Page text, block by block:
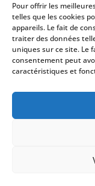
Pour offrir les
telles que les cookies
appareils. Le fait de
traiter des données
uniques sur ce site. Le
consentement peut
caractéristiques et
Pour le 2ème
à Bernay, le
pour
Copyright